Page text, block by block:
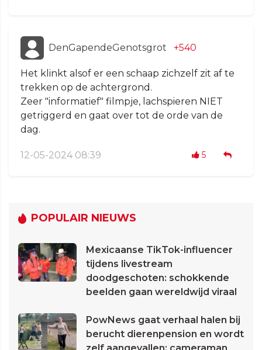
DenGapendeGenotsgrot +540
Het klinkt alsof er een schaap zichzelf zit af te
trekken op de achtergrond.
Zeer "informatief" filmpje, lachspieren NIET
getriggerd en gaat over tot de orde van de
dag.
12-05-2024 08:39 5
POPULAIR NIEUWS
Mexicaanse TikTok-influencer
tijdens livestream
doodgeschoten: schokkende
beelden gaan wereldwijd viraal
PowNews gaat verhaal halen bij
berucht dierenpension en wordt